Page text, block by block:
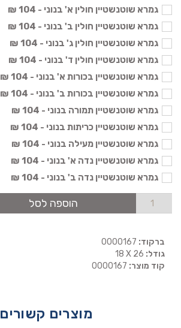
גמרא שוטנשטיין חולין א' בנוני - 104 ₪
גמרא שוטנשטיין חולין ב' בנוני - 104 ₪
גמרא שוטנשטיין חולין ג' בנוני - 104 ₪
גמרא שוטנשטיין חולין ד' בנוני - 104 ₪
גמרא שוטנשטיין בכורות א' בנוני - 104 ₪
גמרא שוטנשטיין בכורות ב' בנוני - 104 ₪
גמרא שוטנשטיין תמורה בנוני - 104 ₪
גמרא שוטנשטיין כריתות בנוני - 104 ₪
גמרא שוטנשטיין מעילה בנוני - 104 ₪
גמרא שוטנשטיין נדה א' בנוני - 104 ₪
גמרא שוטנשטיין נדה ב' בנוני - 104 ₪
הוספה לסל
ברקוד:
גודל: 18 X 26
קוד מוצר:
מוצרים קשורים